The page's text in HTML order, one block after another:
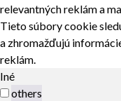
relevantných reklám a
Tieto súbory cookie
a zhromažďujú
reklám.
Iné
others